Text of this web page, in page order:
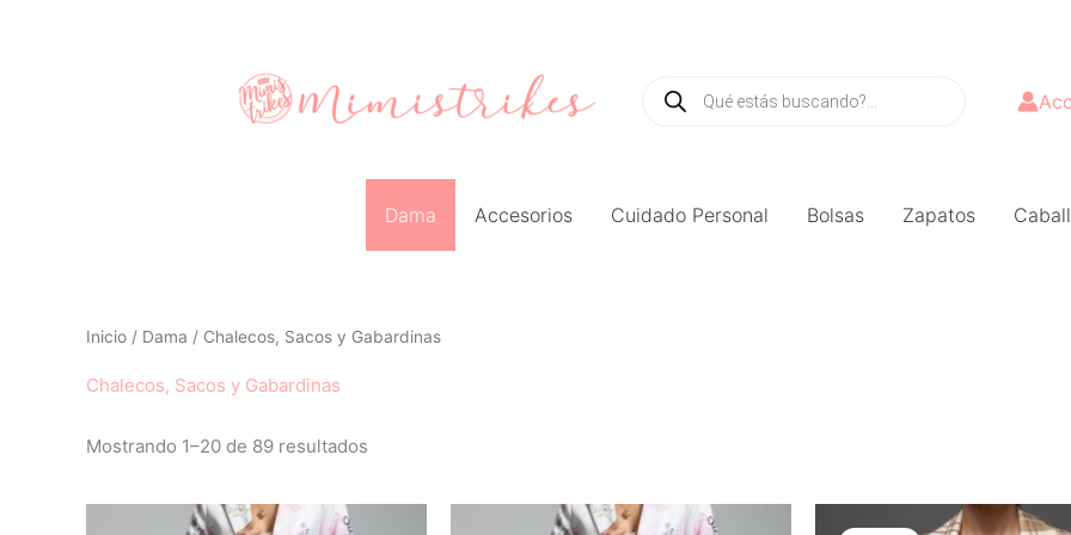
Dama Accesorios Cuidado Personal Bolsas Zapatos
Inicio / Dama / Chalecos, Sacos y Gabardinas
Chalecos, Sacos y Gabardinas
Mostrando 1–20 de 89 resultados
El